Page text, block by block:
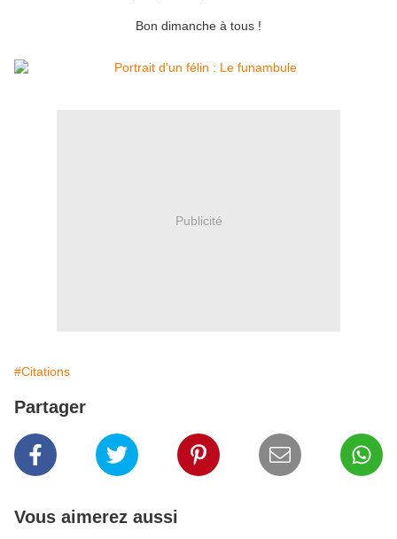
Bon dimanche à tous !
Publicité
#Citations
Partager
Vous aimerez aussi